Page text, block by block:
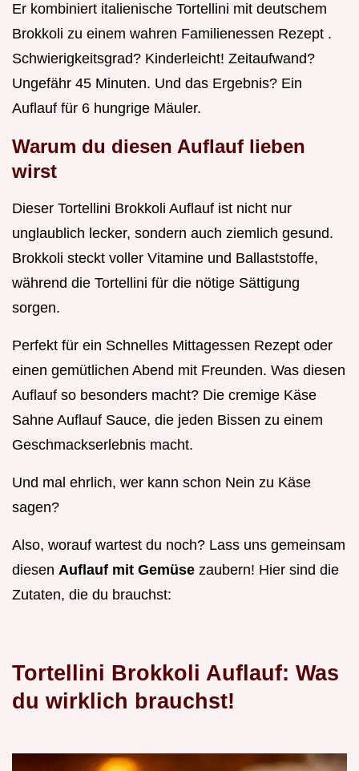
Er kombiniert italienische Tortellini mit deutschem
Brokkoli zu einem wahren Familienessen Rezept .
Schwierigkeitsgrad? Kinderleicht! Zeitaufwand?
Ungefähr 45 Minuten. Und das Ergebnis? Ein
Auflauf für 6 hungrige Mäuler.
Warum du diesen Auflauf lieben
wirst
Dieser Tortellini Brokkoli Auflauf ist nicht nur
unglaublich lecker, sondern auch ziemlich gesund.
Brokkoli steckt voller Vitamine und Ballaststoffe,
während die Tortellini für die nötige Sättigung
sorgen.
Perfekt für ein Schnelles Mittagessen Rezept oder
einen gemütlichen Abend mit Freunden. Was diesen
Auflauf so besonders macht? Die cremige Käse
Sahne Auflauf Sauce, die jeden Bissen zu einem
Geschmackserlebnis macht.
Und mal ehrlich, wer kann schon Nein zu Käse
sagen?
Also, worauf wartest du noch? Lass uns gemeinsam
diesen Auflauf mit Gemüse zaubern! Hier sind die
Zutaten, die du brauchst:
Tortellini Brokkoli Auflauf: Was
du wirklich brauchst!